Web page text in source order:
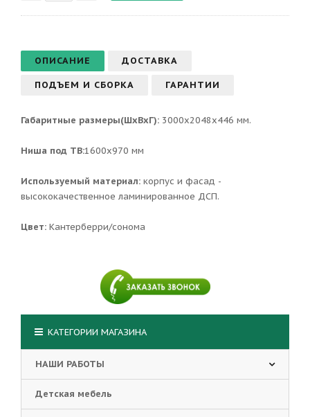
ОПИСАНИЕ ДОСТАВКА
ПОДЪЕМ И СБОРКА ГАРАНТИИ
Габаритные размеры(ШхВхГ): 3000x2048x446 мм.
Ниша под ТВ:1600х970 мм
Используемый материал: корпус и фасад -
высококачественное ламинированное ДСП.
Цвет: Кантерберри/сонома
КАТЕГОРИИ МАГАЗИНА
НАШИ РАБОТЫ
Детская мебель